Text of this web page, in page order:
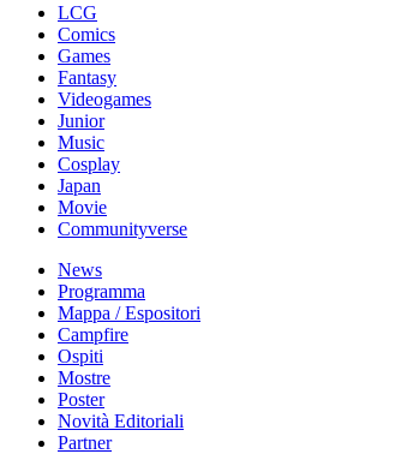
LCG
Comics
Games
Fantasy
Videogames
Junior
Music
Cosplay
Japan
Movie
Communityverse
News
Programma
Mappa / Espositori
Campfire
Ospiti
Mostre
Poster
Novità Editoriali
Partner